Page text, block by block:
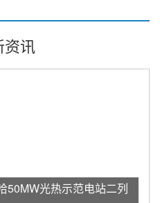
资讯
50MW光热示范电站二列